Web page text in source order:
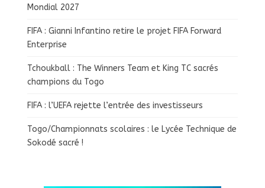
Mondial 2027
FIFA : Gianni Infantino retire le projet FIFA Forward
Enterprise
Tchoukball : The Winners Team et King TC sacrés
champions du Togo
FIFA : l’UEFA rejette l’entrée des investisseurs
Togo/Championnats scolaires : le Lycée Technique de
Sokodé sacré !